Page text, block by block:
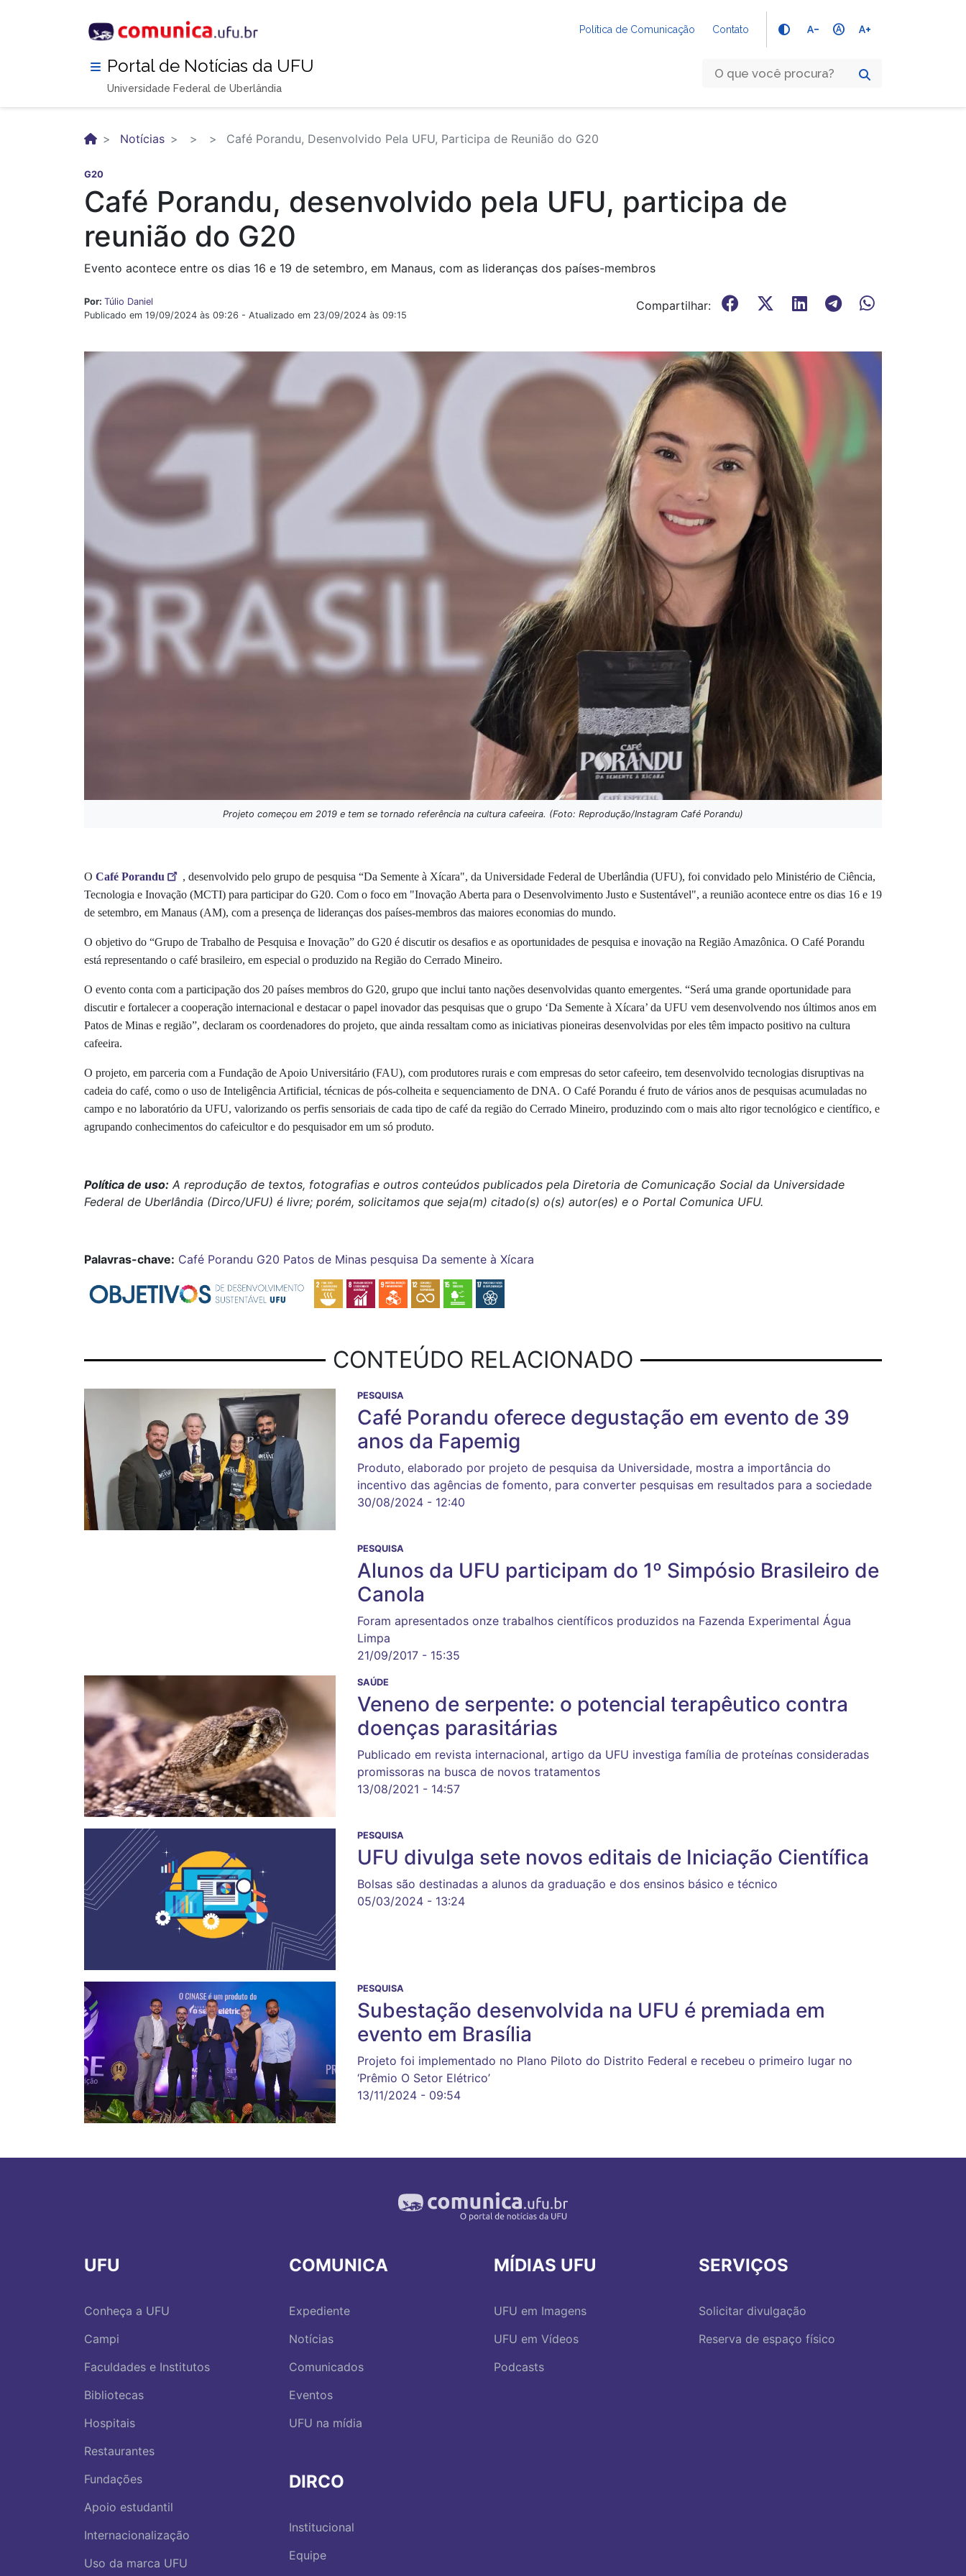
Política de Comunicação Contato text_decrease hdr_auto text_increase
Portal de Notícias da UFU
Universidade Federal de Uberlândia
Notícias Café Porandu, Desenvolvido Pela UFU, Participa de Reunião do G20
G20
Café Porandu, desenvolvido pela UFU, participa de
reunião do G20
Evento acontece entre os dias 16 e 19 de setembro, em Manaus, com as lideranças dos países-membros
Por: Túlio Daniel
Publicado em 19/09/2024 às 09:26 - Atualizado em 23/09/2024 às 09:15
Compartilhar:
Projeto começou em 2019 e tem se tornado referência na cultura cafeeira. (Foto: Reprodução/Instagram Café Porandu)
O Café Porandu
, desenvolvido pelo grupo de pesquisa “Da Semente à Xícara", da Universidade Federal de Uberlândia (UFU), foi convidado pelo Ministério de Ciência,
Tecnologia e Inovação (MCTI) para participar do G20. Com o foco em "Inovação Aberta para o Desenvolvimento Justo e Sustentável", a reunião acontece entre os dias 16 e 19
de setembro, em Manaus (AM), com a presença de lideranças dos países-membros das maiores economias do mundo.
O objetivo do “Grupo de Trabalho de Pesquisa e Inovação” do G20 é discutir os desafios e as oportunidades de pesquisa e inovação na Região Amazônica. O Café Porandu
está representando o café brasileiro, em especial o produzido na Região do Cerrado Mineiro.
O evento conta com a participação dos 20 países membros do G20, grupo que inclui tanto nações desenvolvidas quanto emergentes. “Será uma grande oportunidade para
discutir e fortalecer a cooperação internacional e destacar o papel inovador das pesquisas que o grupo ‘Da Semente à Xícara’ da UFU vem desenvolvendo nos últimos anos em
Patos de Minas e região”, declaram os coordenadores do projeto, que ainda ressaltam como as iniciativas pioneiras desenvolvidas por eles têm impacto positivo na cultura
cafeeira.
O projeto, em parceria com a Fundação de Apoio Universitário (FAU), com produtores rurais e com empresas do setor cafeeiro, tem desenvolvido tecnologias disruptivas na
cadeia do café, como o uso de Inteligência Artificial, técnicas de pós-colheita e sequenciamento de DNA. O Café Porandu é fruto de vários anos de pesquisas acumuladas no
campo e no laboratório da UFU, valorizando os perfis sensoriais de cada tipo de café da região do Cerrado Mineiro, produzindo com o mais alto rigor tecnológico e científico, e
agrupando conhecimentos do cafeicultor e do pesquisador em um só produto.
Política de uso: A reprodução de textos, fotografias e outros conteúdos publicados pela Diretoria de Comunicação Social da Universidade
Federal de Uberlândia (Dirco/UFU) é livre; porém, solicitamos que seja(m) citado(s) o(s) autor(es) e o Portal Comunica UFU.
Palavras-chave: Café Porandu G20 Patos de Minas pesquisa Da semente à Xícara
CONTEÚDO RELACIONADO
PESQUISA
Café Porandu oferece degustação em evento de 39
anos da Fapemig
Produto, elaborado por projeto de pesquisa da Universidade, mostra a importância do
incentivo das agências de fomento, para converter pesquisas em resultados para a sociedade
30/08/2024 - 12:40
PESQUISA
Alunos da UFU participam do 1º Simpósio Brasileiro de
Canola
Foram apresentados onze trabalhos científicos produzidos na Fazenda Experimental Água
Limpa
21/09/2017 - 15:35
SAÚDE
Veneno de serpente: o potencial terapêutico contra
doenças parasitárias
Publicado em revista internacional, artigo da UFU investiga família de proteínas consideradas
promissoras na busca de novos tratamentos
13/08/2021 - 14:57
PESQUISA
UFU divulga sete novos editais de Iniciação Científica
Bolsas são destinadas a alunos da graduação e dos ensinos básico e técnico
05/03/2024 - 13:24
PESQUISA
Subestação desenvolvida na UFU é premiada em
evento em Brasília
Projeto foi implementado no Plano Piloto do Distrito Federal e recebeu o primeiro lugar no
‘Prêmio O Setor Elétrico’
13/11/2024 - 09:54
UFU
Conheça a UFU
Campi
Faculdades e Institutos
Bibliotecas
Hospitais
Restaurantes
Fundações
Apoio estudantil
Internacionalização
Uso da marca UFU
COMUNICA
Expediente
Notícias
Comunicados
Eventos
UFU na mídia
DIRCO
Institucional
Equipe
MÍDIAS UFU
UFU em Imagens
UFU em Vídeos
Podcasts
SERVIÇOS
Solicitar divulgação
Reserva de espaço físico